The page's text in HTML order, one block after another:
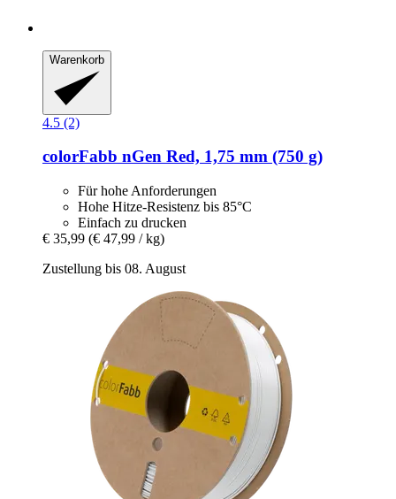
Warenkorb
4.5 (2)
colorFabb nGen Red, 1,75 mm (750 g)
Für hohe Anforderungen
Hohe Hitze-Resistenz bis 85°C
Einfach zu drucken
€ 35,99 (€ 47,99 / kg)
Zustellung bis 08. August